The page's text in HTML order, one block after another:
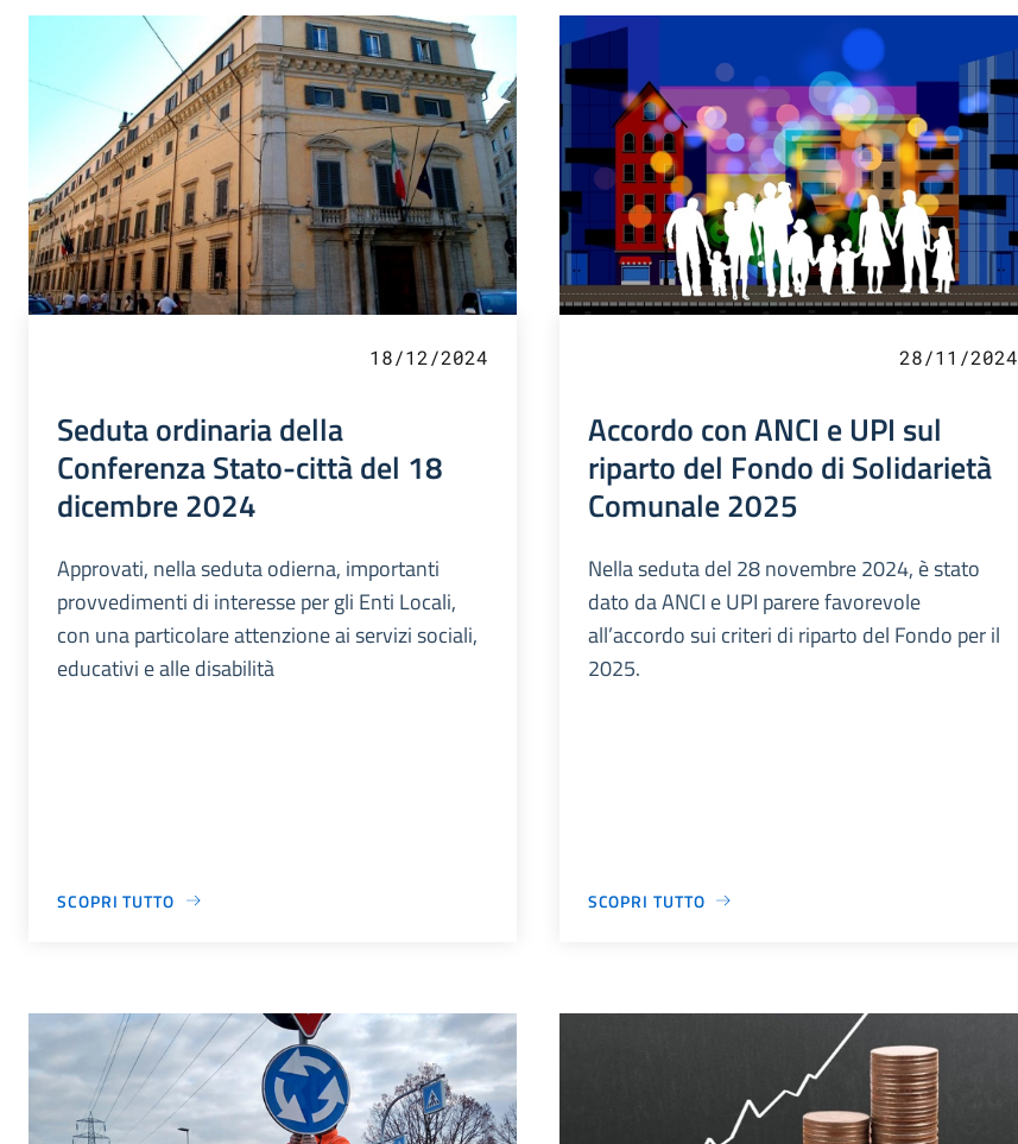
18/12/2024
Seduta ordinaria della
Conferenza Stato-città del 18
dicembre 2024
Approvati, nella seduta odierna, importanti
provvedimenti di interesse per gli Enti Locali,
con una particolare attenzione ai servizi sociali,
educativi e alle disabilità
SCOPRI TUTTO
28/11/2024
Accordo con ANCI e UPI sul
riparto del Fondo di Solidarietà
Comunale 2025
Nella seduta del 28 novembre 2024, è stato
dato da ANCI e UPI parere favorevole
all’accordo sui criteri di riparto del Fondo per il
2025.
SCOPRI TUTTO